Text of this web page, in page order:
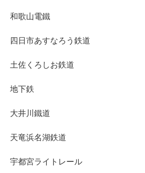
和歌山電鐵
四日市あすなろう鉄道
土佐くろしお鉄道
地下鉄
大井川鐵道
天竜浜名湖鉄道
宇都宮ライトレール